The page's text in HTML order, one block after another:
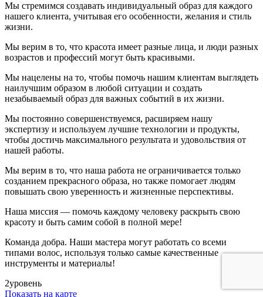
Мы стремимся создавать индивидуальный образ для каждого
нашего клиента, учитывая его особенности, желания и стиль
жизни.
Мы верим в то, что красота имеет разные лица, и люди разных
возрастов и профессий могут быть красивыми.
Мы нацелены на то, чтобы помочь нашим клиентам выглядеть
наилучшим образом в любой ситуации и создать
незабываемый образ для важных событий в их жизни.
Мы постоянно совершенствуемся, расширяем нашу
экспертизу и используем лучшие технологии и продукты,
чтобы достичь максимального результата и удовольствия от
нашей работы.
Мы верим в то, что наша работа не ограничивается только
созданием прекрасного образа, но также помогает людям
повышать свою уверенность и жизненные перспективы.
Наша миссия — помочь каждому человеку раскрыть свою
красоту и быть самим собой в полной мере!
Команда добра. Наши мастера могут работать со всеми
типами волос, используя только самые качественные
инструменты и материалы!
2уровень
Показать на карте